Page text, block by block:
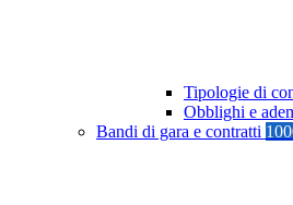
Tipologie di
Obblighi e
Bandi di gara e contratti